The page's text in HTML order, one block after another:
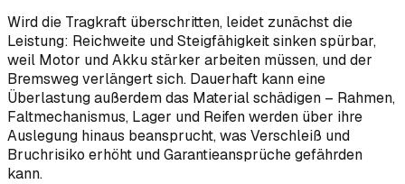
Wird die Tragkraft überschritten, leidet zunächst die
Leistung: Reichweite und Steigfähigkeit sinken spürbar,
weil Motor und Akku stärker arbeiten müssen, und der
Bremsweg verlängert sich. Dauerhaft kann eine
Überlastung außerdem das Material schädigen – Rahmen,
Faltmechanismus, Lager und Reifen werden über ihre
Auslegung hinaus beansprucht, was Verschleiß und
Bruchrisiko erhöht und Garantieansprüche gefährden
kann.